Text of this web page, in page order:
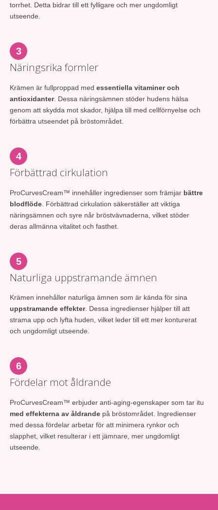
torrhet. Detta bidrar till ett fylligare och mer ungdomligt
utseende.
3
Näringsrika formler
Krämen är fullproppad med essentiella vitaminer och
antioxidanter. Dessa näringsämnen stöder hudens hälsa
genom att skydda mot skador, hjälpa till med cellförnyelse och
förbättra utseendet på bröstområdet.
4
Förbättrad cirkulation
ProCurvesCream™ innehåller ingredienser som främjar bättre
blodflöde . Förbättrad cirkulation säkerställer att viktiga
näringsämnen och syre når bröstvävnaderna, vilket stöder
deras allmänna vitalitet och fasthet.
5
Naturliga uppstramande ämnen
Krämen innehåller naturliga ämnen som är kända för sina
uppstramande effekter. Dessa ingredienser hjälper till att
strama upp och lyfta huden, vilket leder till ett mer konturerat
och ungdomligt utseende.
6
Fördelar mot åldrande
ProCurvesCream™ erbjuder anti-aging-egenskaper som tar itu
med effekterna av åldrande på bröstområdet. Ingredienser
med dessa fördelar arbetar för att minimera rynkor och
slapphet, vilket resulterar i ett jämnare, mer ungdomligt
utseende.